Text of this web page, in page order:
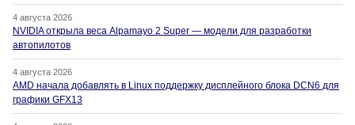
4 августа 2026
NVIDIA открыла веса Alpamayo 2 Super — модели для разработки
автопилотов
4 августа 2026
AMD начала добавлять в Linux поддержку дисплейного блока DCN6 для
графики GFX13